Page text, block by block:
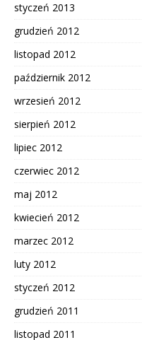
styczeń 2013
grudzień 2012
listopad 2012
październik 2012
wrzesień 2012
sierpień 2012
lipiec 2012
czerwiec 2012
maj 2012
kwiecień 2012
marzec 2012
luty 2012
styczeń 2012
grudzień 2011
listopad 2011